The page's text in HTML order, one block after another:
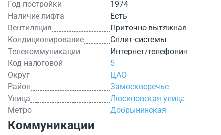
Год постройки
1974
Наличие лифта
Есть
Вентиляция
Приточно-вытяжная
Кондиционирование
Сплит-системы
Телекоммуникации
Интернет/телефония
Код налоговой
5
Округ
ЦАО
Район
Замоскворечье
Улица
Люсиновская улица
Метро
Добрынинская
Коммуникации